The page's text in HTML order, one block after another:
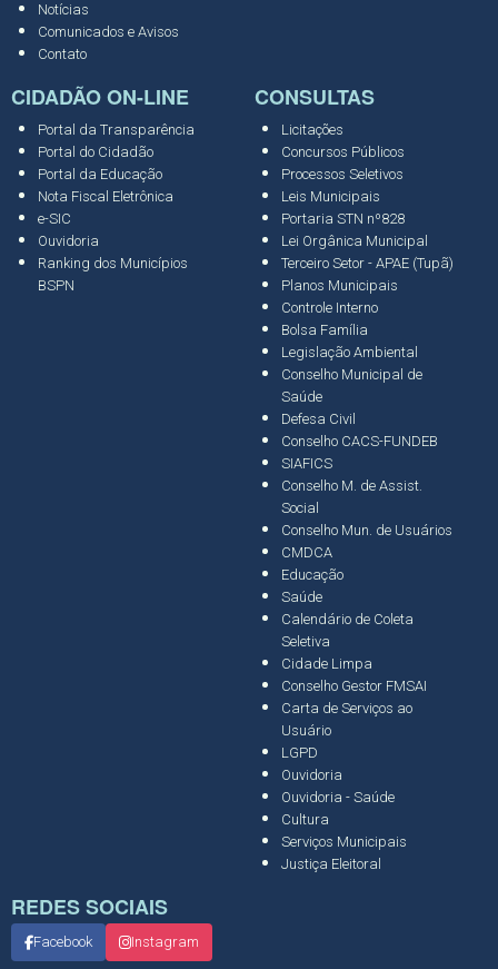
Notícias
Comunicados e Avisos
Contato
CIDADÃO ON-LINE
Portal da Transparência
Portal do Cidadão
Portal da Educação
Nota Fiscal Eletrônica
e-SIC
Ouvidoria
Ranking dos Municípios
BSPN
CONSULTAS
Licitações
Concursos Públicos
Processos Seletivos
Leis Municipais
Portaria STN nº828
Lei Orgânica Municipal
Terceiro Setor - APAE (Tupã)
Planos Municipais
Controle Interno
Bolsa Família
Legislação Ambiental
Conselho Municipal de
Saúde
Defesa Civil
Conselho CACS-FUNDEB
SIAFICS
Conselho M. de Assist.
Social
Conselho Mun. de Usuários
CMDCA
Educação
Saúde
Calendário de Coleta
Seletiva
Cidade Limpa
Conselho Gestor FMSAI
Carta de Serviços ao
Usuário
LGPD
Ouvidoria
Ouvidoria - Saúde
Cultura
Serviços Municipais
Justiça Eleitoral
REDES SOCIAIS
Facebook Instagram